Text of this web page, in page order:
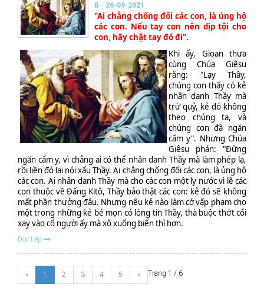
B - 26-09-2021
"Ai chẳng chống đối các con, là ủng hộ
các con. Nếu tay con nên dịp tội cho
con, hãy chặt tay đó đi".
Khi ấy, Gioan thưa
cùng Chúa Giêsu
rằng: "Lạy Thầy,
chúng con thấy có kẻ
nhân danh Thầy mà
trừ quỷ, kẻ đó không
theo chúng ta, và
chúng con đã ngăn
cấm y". Nhưng Chúa
Giêsu phán: "Đừng
ngăn cấm y, vì chẳng ai có thể nhân danh Thầy mà làm phép lạ,
rồi liền đó lại nói xấu Thầy. Ai chẳng chống đối các con, là ủng hộ
các con. Ai nhân danh Thầy mà cho các con một ly nước vì lẽ các
con thuộc về Đấng Kitô, Thầy bảo thật các con: kẻ đó sẽ không
mất phần thưởng đâu. Nhưng nếu kẻ nào làm cớ vấp phạm cho
một trong những kẻ bé mọn có lòng tin Thầy, thà buộc thớt cối
xay vào cổ người ấy mà xô xuống biển thì hơn.
Đọc tiếp
« 1 2 3 4 5 » Trang 1 / 6